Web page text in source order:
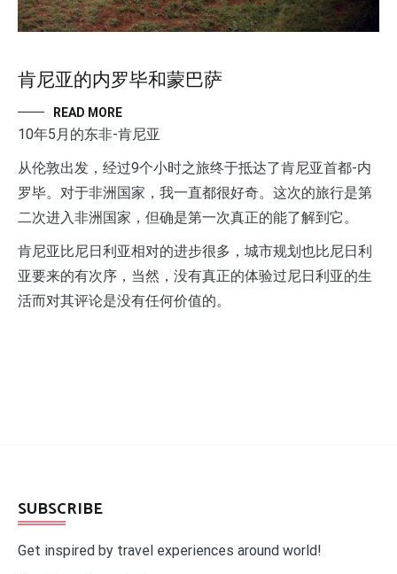
肯尼亚的内罗毕和蒙巴萨
READ MORE
10年5月的东非-肯尼亚
从伦敦出发，经过9个小时之旅终于抵达了肯尼亚首都-内
罗毕。对于非洲国家，我一直都很好奇。这次的旅行是第
二次进入非洲国家，但确是第一次真正的能了解到它。
肯尼亚比尼日利亚相对的进步很多，城市规划也比尼日利
亚要来的有次序，当然，没有真正的体验过尼日利亚的生
活而对其评论是没有任何价值的。
SUBSCRIBE
Get inspired by travel experiences around world!